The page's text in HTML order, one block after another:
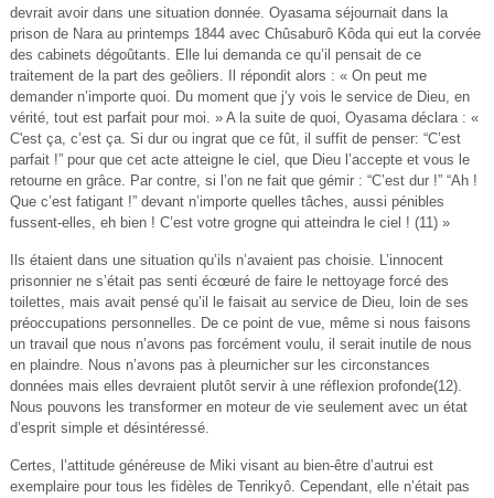
devrait avoir dans une situation donnée. Oyasama séjournait dans la
prison de Nara au printemps 1844 avec Chûsaburô Kôda qui eut la corvée
des cabinets dégoûtants. Elle lui demanda ce qu’il pensait de ce
traitement de la part des geôliers. Il répondit alors : « On peut me
demander n’importe quoi. Du moment que j’y vois le service de Dieu, en
vérité, tout est parfait pour moi. » A la suite de quoi, Oyasama déclara : «
C'est ça, c’est ça. Si dur ou ingrat que ce fût, il suffit de penser: “C’est
parfait !” pour que cet acte atteigne le ciel, que Dieu l’accepte et vous le
retourne en grâce. Par contre, si l’on ne fait que gémir : “C’est dur !” “Ah !
Que c’est fatigant !” devant n’importe quelles tâches, aussi pénibles
fussent-elles, eh bien ! C’est votre grogne qui atteindra le ciel ! (11) »
Ils étaient dans une situation qu’ils n’avaient pas choisie. L’innocent
prisonnier ne s’était pas senti écœuré de faire le nettoyage forcé des
toilettes, mais avait pensé qu’il le faisait au service de Dieu, loin de ses
préoccupations personnelles. De ce point de vue, même si nous faisons
un travail que nous n’avons pas forcément voulu, il serait inutile de nous
en plaindre. Nous n’avons pas à pleurnicher sur les circonstances
données mais elles devraient plutôt servir à une réflexion profonde(12).
Nous pouvons les transformer en moteur de vie seulement avec un état
d’esprit simple et désintéressé.
Certes, l’attitude généreuse de Miki visant au bien-être d’autrui est
exemplaire pour tous les fidèles de Tenrikyô. Cependant, elle n’était pas